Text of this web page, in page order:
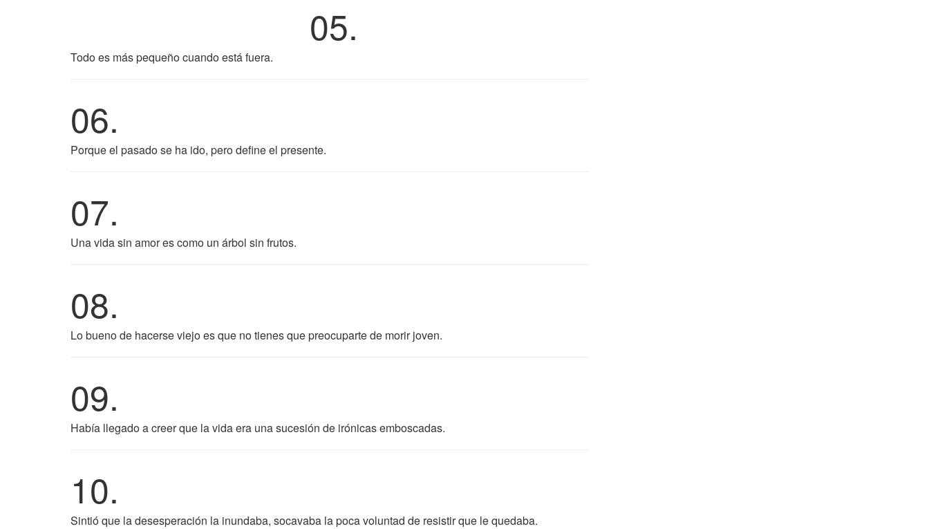
05.
Todo es más pequeño cuando está fuera.
06.
Porque el pasado se ha ido, pero define el presente.
07.
Una vida sin amor es como un árbol sin frutos.
08.
Lo bueno de hacerse viejo es que no tienes que preocuparte de morir joven.
09.
Había llegado a creer que la vida era una sucesión de irónicas emboscadas.
10.
Sintió que la desesperación la inundaba, socavaba la poca voluntad de resistir que le quedaba.